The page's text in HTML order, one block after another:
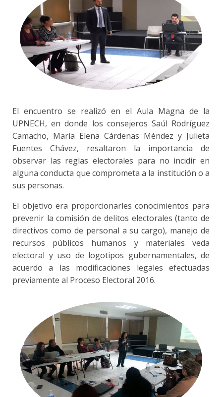
El encuentro se realizó en el Aula Magna de la
UPNECH, en donde los consejeros Saúl Rodríguez
Camacho, María Elena Cárdenas Méndez y Julieta
Fuentes Chávez, resaltaron la importancia de
observar las reglas electorales para no incidir en
alguna conducta que comprometa a la institución o a
sus personas.
El objetivo era proporcionarles conocimientos para
prevenir la comisión de delitos electorales (tanto de
directivos como de personal a su cargo), manejo de
recursos públicos humanos y materiales veda
electoral y uso de logotipos gubernamentales, de
acuerdo a las modificaciones legales efectuadas
previamente al Proceso Electoral 2016.